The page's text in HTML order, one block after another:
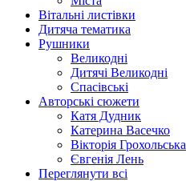
Вітальні листівки
Дитяча тематика
Рушники
Великодні
Дитячі Великодні
Спасівські
Авторські сюжети
Катя Дудник
Катерина Васечко
Вікторія Грохольська
Євгенія Лень
Переглянути всі